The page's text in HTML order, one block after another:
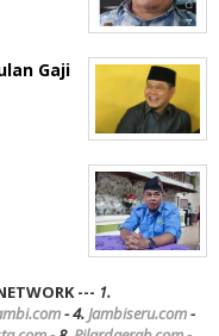
Gaji
--- 1.
- 4.Jambiseru.com-